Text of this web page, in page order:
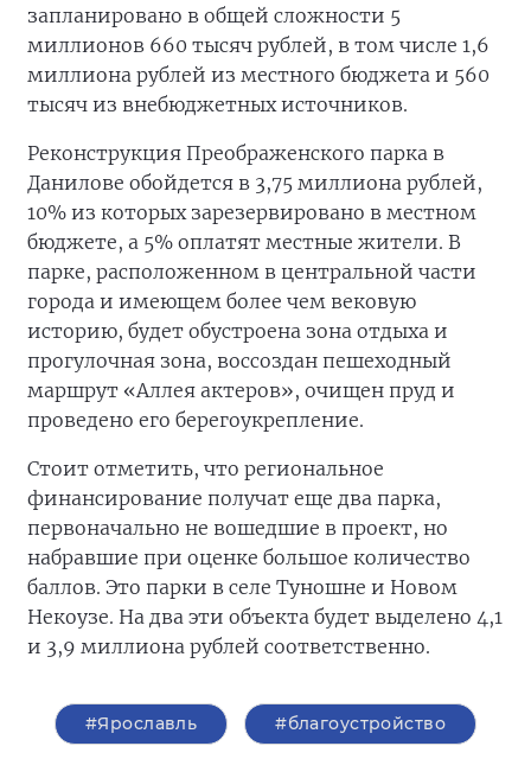
запланировано в общей сложности 5
миллионов 660 тысяч рублей, в том числе 1,6
миллиона рублей из местного бюджета и 560
тысяч из внебюджетных источников.
Реконструкция Преображенского парка в
Данилове обойдется в 3,75 миллиона рублей,
10% из которых зарезервировано в местном
бюджете, а 5% оплатят местные жители. В
парке, расположенном в центральной части
города и имеющем более чем вековую
историю, будет обустроена зона отдыха и
прогулочная зона, воссоздан пешеходный
маршрут «Аллея актеров», очищен пруд и
проведено его берегоукрепление.
Стоит отметить, что региональное
финансирование получат еще два парка,
первоначально не вошедшие в проект, но
набравшие при оценке большое количество
баллов. Это парки в селе Туношне и Новом
Некоузе. На два эти объекта будет выделено 4,1
и 3,9 миллиона рублей соответственно.
#Ярославль #благоустройство